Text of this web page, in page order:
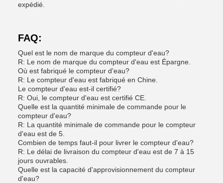
expédié.
FAQ:
Quel est le nom de marque du compteur d'eau?
R: Le nom de marque du compteur d'eau est Épargne.
Où est fabriqué le compteur d'eau?
R: Le compteur d'eau est fabriqué en Chine.
Le compteur d'eau est-il certifié?
R: Oui, le compteur d'eau est certifié CE.
Quelle est la quantité minimale de commande pour le
compteur d'eau?
R: La quantité minimale de commande pour le compteur
d'eau est de 5.
Combien de temps faut-il pour livrer le compteur d'eau?
R: Le délai de livraison du compteur d'eau est de 7 à 15
jours ouvrables.
Quelle est la capacité d'approvisionnement du compteur
d'eau?